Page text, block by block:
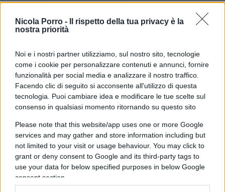
Nicola Porro -
Il rispetto della tua privacy è la
nostra priorità
Noi e i nostri partner utilizziamo, sul nostro sito, tecnologie
come i cookie per personalizzare contenuti e annunci, fornire
funzionalità per social media e analizzare il nostro traffico.
Facendo clic di seguito si acconsente all'utilizzo di questa
tecnologia. Puoi cambiare idea e modificare le tue scelte sul
consenso in qualsiasi momento ritornando su questo sito
Please note that this website/app uses one or more Google
services and may gather and store information including but
not limited to your visit or usage behaviour. You may click to
grant or deny consent to Google and its third-party tags to
use your data for below specified purposes in below Google
consent section.
propedeutiche al sollevamento dell’imbarcazione.
Ipotesi sulle cause del decesso
Le circostanze dell’incidente non sono ancora
chiare. Una prima ispezione sul corpo del sub non
ha mostrato segni di lesioni o ustioni. Tra le
possibili cause si sta valutando un malore
improvviso o un problema tecnico alla bombola di
ossigeno. Non si esclude che la bombola possa
aver avuto un malfunzionamento o essere esplosa
durante l’immersione. Gli operatori medici
presenti hanno tentato invano di rianimare il sub
una volta riportato in superficie.